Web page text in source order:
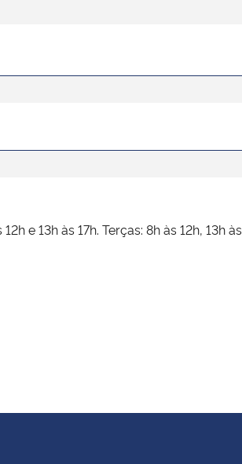
e 13h às 17h. Terças: 8h às 12h, 13h às